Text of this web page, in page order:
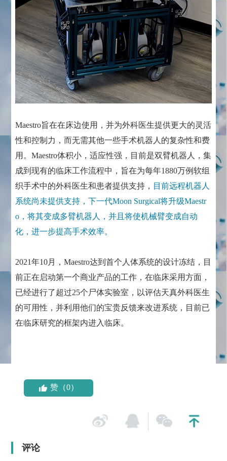
Maestro旨在在床边使用，并为外科医生提供更大的灵活
性和控制力，而无需其他一些手术机器人的复杂性和费
用。Maestro体积小，适应性强，目前是双臂机器人，集
成到现有的临床工作流程中，旨在为每年1880万例软组
织手术中的外科医生和患者提供支持， 目前远程机器人
系统尚未提供支持，下一代Moon Surgical将升级Maestr
o，将其变成多臂机器人，并且将使机械臂变成自动
化，进一步提高手术效率。
2021年10月，Maestro达到首个人体系统的设计冻结，目
前正在启动第一个商业产品的工作，在临床采用方面，
已经进行了超过25个尸体实验室，以评估天真外科医生
的可用性，并利用他们的宝贵反馈来改进系统，目前已
在临床研究的框架内进入临床。
赞（0）
评论